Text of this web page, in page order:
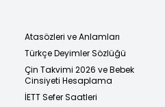
Atasözleri ve Anlamları
Türkçe Deyimler Sözlüğü
Çin Takvimi 2026 ve Bebek
Cinsiyeti Hesaplama
İETT Sefer Saatleri